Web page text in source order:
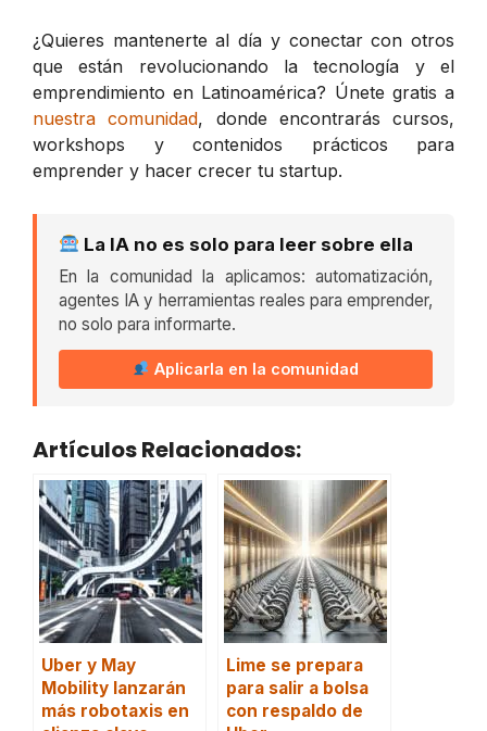
¿Quieres mantenerte al día y conectar con otros
que están revolucionando la tecnología y el
emprendimiento en Latinoamérica? Únete gratis a
nuestra comunidad, donde encontrarás cursos,
workshops y contenidos prácticos para
emprender y hacer crecer tu startup.
La IA no es solo para leer sobre ella
En la comunidad la aplicamos: automatización,
agentes IA y herramientas reales para emprender,
no solo para informarte.
Aplicarla en la comunidad
Artículos Relacionados:
Uber y May
Mobility lanzarán
más robotaxis en
Lime se prepara
para salir a bolsa
con respaldo de